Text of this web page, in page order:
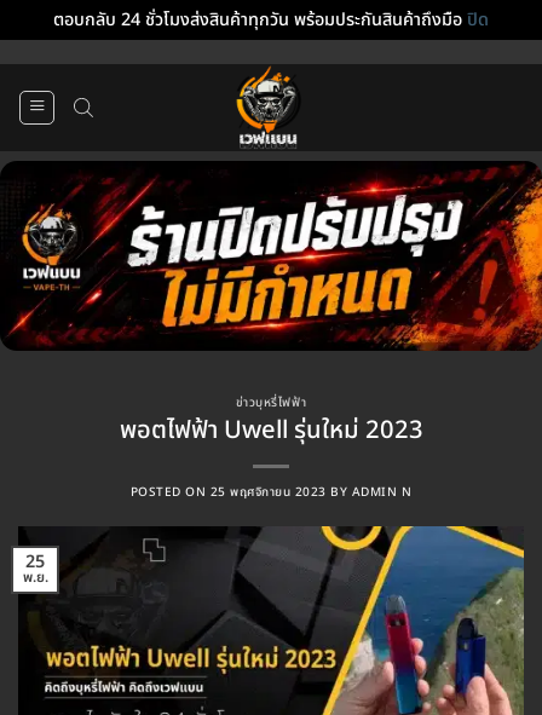
ตอบกลับ 24 ชั่วโมงส่งสินค้าทุกวัน พร้อมประกันสินค้าถึงมือปิด
ข่าวบุหรี่ไฟฟ้า
พอตไฟฟ้า Uwell รุ่นใหม่ 2023
POSTED ON 25 พฤศจิกายน 2023 BY ADMIN N
25
พ.ย.